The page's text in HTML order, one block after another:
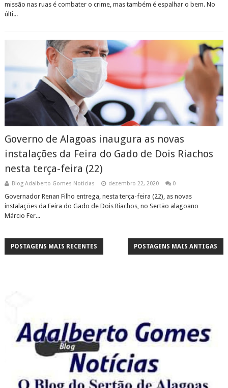
missão nas ruas é combater o crime, mas também é espalhar o bem. No
últi...
Governo de Alagoas inaugura as novas
instalações da Feira do Gado de Dois Riachos
nesta terça-feira (22)
Blog Adalberto Gomes Noticias dezembro 22, 2020 0
Governador Renan Filho entrega, nesta terça-feira (22), as novas
instalações da Feira do Gado de Dois Riachos, no Sertão alagoano
Márcio Fer...
POSTAGENS MAIS RECENTES POSTAGENS MAIS ANTIGAS